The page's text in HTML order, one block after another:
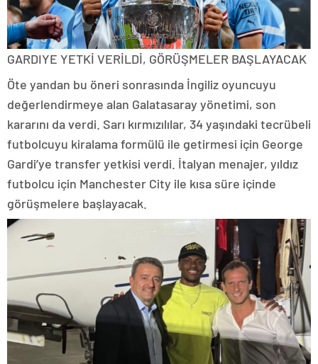
GARDIYE YETKİ VERİLDİ, GÖRÜŞMELER BAŞLAYACAK
Öte yandan bu öneri sonrasında İngiliz oyuncuyu
değerlendirmeye alan Galatasaray yönetimi, son
kararını da verdi. Sarı kırmızılılar, 34 yaşındaki tecrübeli
futbolcuyu kiralama formülü ile getirmesi için George
Gardi’ye transfer yetkisi verdi. İtalyan menajer, yıldız
futbolcu için Manchester City ile kısa süre içinde
görüşmelere başlayacak.